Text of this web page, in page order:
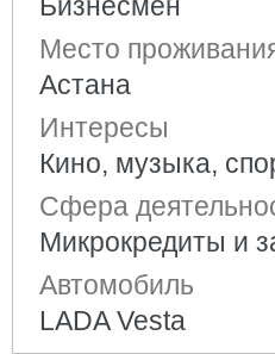
Место
Астана
Интересы
Кино, музыка,
Сфера
Микрокредиты и
Автомобиль
LADA Vesta